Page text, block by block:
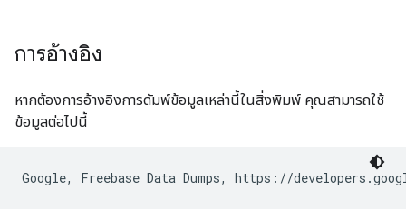
การอ้างอิง
หากต้องการอ้างอิงการดัมพ์ข้อมูลเหล่านี้ในสิ่งพิมพ์ คุณสามารถใช้
ข้อมูลต่อไปนี้